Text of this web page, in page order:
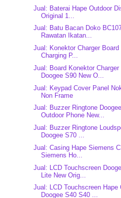
Jual: Baterai Hape Outdoor
Original 1...
Jual: Batu Bacan Doko
Rawatan Ikatan...
Jual: Konektor Charger Board
Charging P...
Jual: Board Konektor Charger
Doogee S90 New O...
Jual: Keypad Cover Panel
Non Frame
Jual: Buzzer Ringtone
Outdoor Phone New...
Jual: Buzzer Ringtone
Doogee S70 ...
Jual: Casing Hape Siemens
Siemens Ho...
Jual: LCD Touchscreen
Lite New Orig...
Jual: LCD Touchscreen Hape
Doogee S40 S40 ...